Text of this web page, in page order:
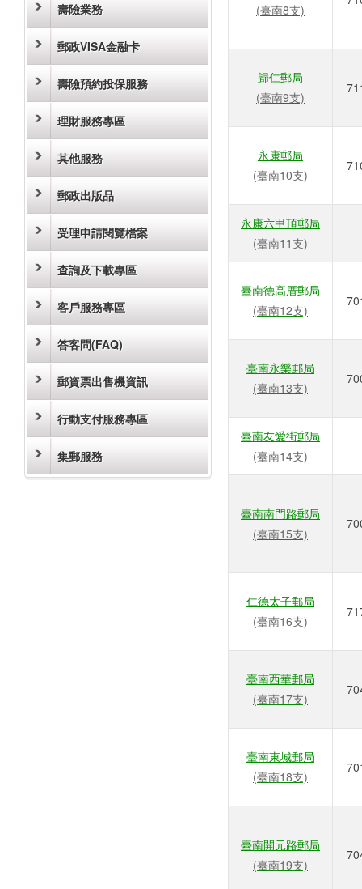
壽險業務
郵政VISA金融卡
壽險預約投保服務
理財服務專區
其他服務
郵政出版品
受理申請閱覽檔案
查詢及下載專區
客戶服務專區
答客問(FAQ)
郵資票出售機資訊
行動支付服務專區
集郵服務
(臺南8支)
歸仁郵局
(臺南9支)
永康郵局
(臺南10支)
永康六甲頂郵局
(臺南11支)
臺南德高厝郵局
(臺南12支)
臺南永樂郵局
(臺南13支)
臺南友愛街郵局
(臺南14支)
臺南南門路郵局
(臺南15支)
仁德太子郵局
(臺南16支)
臺南西華郵局
(臺南17支)
臺南東城郵局
(臺南18支)
臺南開元路郵局
(臺南19支)